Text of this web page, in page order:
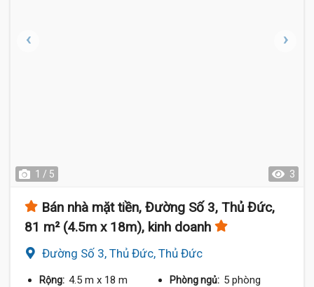
1 / 5 3
Bán nhà mặt tiền, Đường Số 3, Thủ Đức,
81 m² (4.5m x 18m), kinh doanh
Đường Số 3, Thủ Đức, Thủ Đức
Rộng: 4.5 m x 18 m Phòng ngủ: 5 phòng